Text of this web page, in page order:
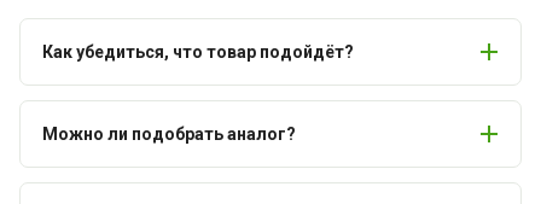
Как убедиться, что товар подойдёт?
Можно ли подобрать аналог?